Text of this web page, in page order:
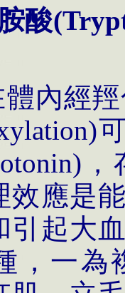
酸
內經
效應是
引起大
，一為